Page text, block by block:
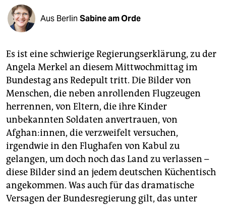
shop
fragen & hilfe
abo
genossenschaft
epaper login
Aus Berlin Sabine am Orde
Es ist eine schwierige Regierungserklärung, zu der
Angela Merkel an diesem Mittwochmittag im
Bundestag ans Redepult tritt. Die Bilder von
Menschen, die neben anrollenden Flugzeugen
herrennen, von Eltern, die ihre Kinder
unbekannten Soldaten anvertrauen, von
Afghan:innen, die verzweifelt versuchen,
irgendwie in den Flughafen von Kabul zu
gelangen, um doch noch das Land zu verlassen –
diese Bilder sind an jedem deutschen Küchentisch
angekommen. Was auch für das dramatische
Versagen der Bundesregierung gilt, das unter